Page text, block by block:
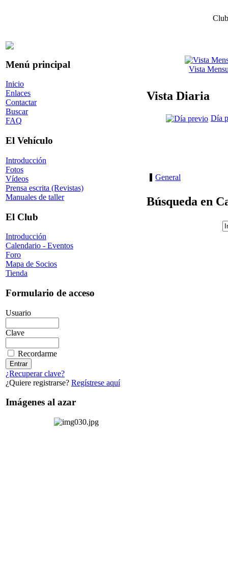
Menú principal
Inicio
Enlaces
Contactar
Buscar
FAQ
El Vehículo
Introducción
Fotos
Vídeos
Prensa escrita (Revistas)
Manuales de taller
El Club
Introducción
Calendario - Eventos
Foro
Mapa de Socios
Tienda
Formulario de acceso
Usuario
Clave
Recordarme
¿Recuperar clave?
¿Quiere registrarse? Regístrese aquí
Imágenes al azar
Vista
Vista Diaria
Día
General
Búsqueda en